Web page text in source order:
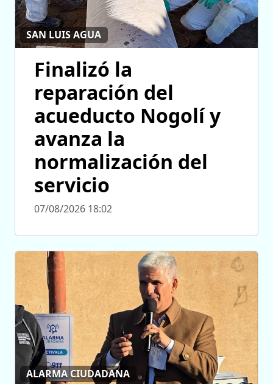
SAN LUIS AGUA
Finalizó la
reparación del
acueducto Nogolí y
avanza la
normalización del
servicio
07/08/2026 18:02
ALARMA CIUDADANA